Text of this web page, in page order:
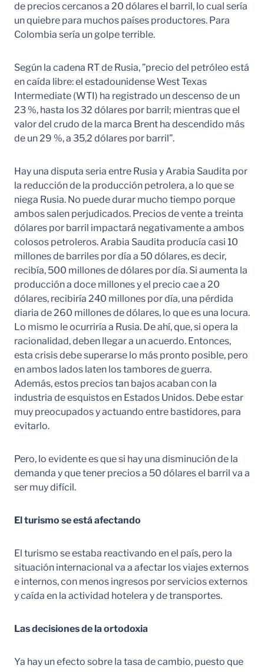
de precios cercanos a 20 dólares el barril, lo cual sería
un quiebre para muchos países productores. Para
Colombia sería un golpe terrible.
Según la cadena RT de Rusia, ”precio del petróleo está
en caída libre: el estadounidense West Texas
Intermediate (WTI) ha registrado un descenso de un
23 %, hasta los 32 dólares por barril; mientras que el
valor del crudo de la marca Brent ha descendido más
de un 29 %, a 35,2 dólares por barril”.
Hay una disputa seria entre Rusia y Arabia Saudita por
la reducción de la producción petrolera, a lo que se
niega Rusia. No puede durar mucho tiempo porque
ambos salen perjudicados. Precios de vente a treinta
dólares por barril impactará negativamente a ambos
colosos petroleros. Arabia Saudita producía casi 10
millones de barriles por día a 50 dólares, es decir,
recibía, 500 millones de dólares por día. Si aumenta la
producción a doce millones y el precio cae a 20
dólares, recibiría 240 millones por día, una pérdida
diaria de 260 millones de dólares, lo que es una locura.
Lo mismo le ocurriría a Rusia. De ahí, que, si opera la
racionalidad, deben llegar a un acuerdo. Entonces,
esta crisis debe superarse lo más pronto posible, pero
en ambos lados laten los tambores de guerra.
Además, estos precios tan bajos acaban con la
industria de esquistos en Estados Unidos. Debe estar
muy preocupados y actuando entre bastidores, para
evitarlo.
Pero, lo evidente es que si hay una disminución de la
demanda y que tener precios a 50 dólares el barril va a
ser muy difícil.
El turismo se está afectando
El turismo se estaba reactivando en el país, pero la
situación internacional va a afectar los viajes externos
e internos, con menos ingresos por servicios externos
y caída en la actividad hotelera y de transportes.
Las decisiones de la ortodoxia
Ya hay un efecto sobre la tasa de cambio, puesto que